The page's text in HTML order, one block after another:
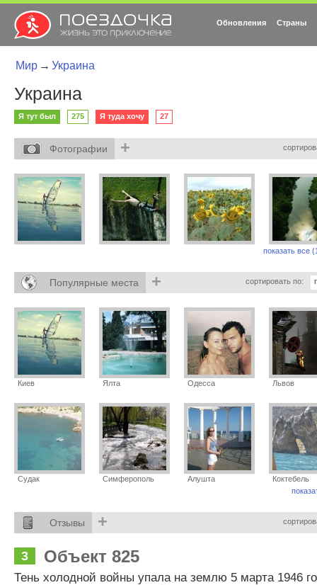
Обновления Страны
Мир → Украина
Украина
Я тут был 275 Я туда хочу 27
Фотографии +
показать все
Популярные места + сортировать по:
Киев Ялта Одесса Львов
Судак Симферополь Алушта
Коктебель
Отзывы +
3 Объект 825
Тень холодной войны упала на землю 5 марта 1946